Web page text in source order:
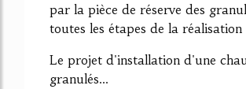
par la pièce de réserve des
toutes les étapes de la
Le projet d'installation d'une
granulés...